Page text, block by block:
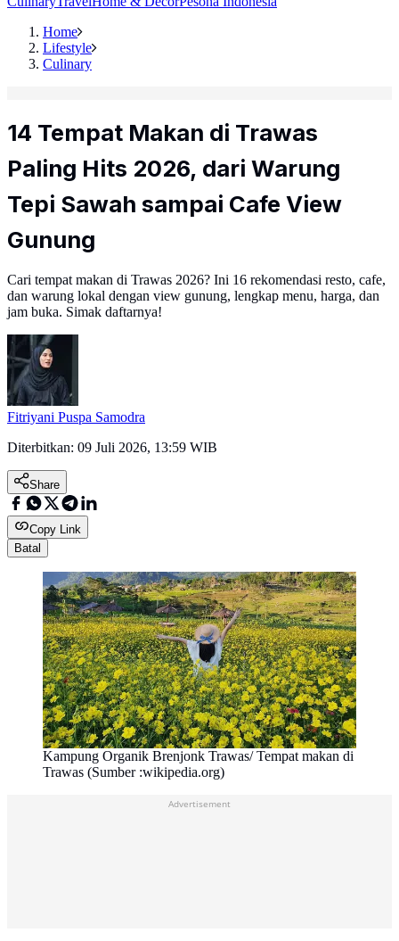
Home
Lifestyle
Culinary
14 Tempat Makan di Trawas
Paling Hits 2026, dari Warung
Tepi Sawah sampai Cafe View
Gunung
Cari tempat makan di Trawas 2026? Ini 16 rekomendasi resto, cafe,
dan warung lokal dengan view gunung, lengkap menu, harga, dan
jam buka. Simak daftarnya!
Fitriyani Puspa Samodra
Diterbitkan: 09 Juli 2026, 13:59 WIB
Share
Copy Link
Batal
Kampung Organik Brenjonk Trawas/ Tempat makan di
Trawas (Sumber :wikipedia.org)